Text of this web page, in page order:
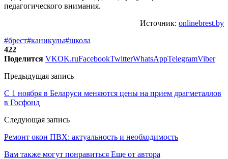
педагогического внимания.
Источник: onlinebrest.by
#брест#каникулы#школа
422
Поделится VKOK.ruFacebookTwitterWhatsAppTelegramViber
Предыдущая запись
С 1 ноября в Беларуси меняются цены на прием драгметаллов
в Госфонд
Следующая запись
Ремонт окон ПВХ: актуальность и необходимость
Вам также могут понравиться Еще от автора